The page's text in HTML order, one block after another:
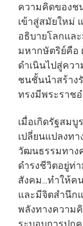
ความคิดของช
เข้าสู่สมัยใหม่
อธิบายโลกแล
มหากษัตริย์คือ
ดำเนินไปสู่คว
ชนชั้นนำสร้าง
ทรงมีพระราช
เมื่อเกิดรัฐสม
เปลี่ยนแปลงท
วัฒนธรรมทาง
ดำรงชีวิตอยู่ท่
สังคม...ทำให้
และมีจิตสำนึก
พลังทางความ
ระบอบการปก